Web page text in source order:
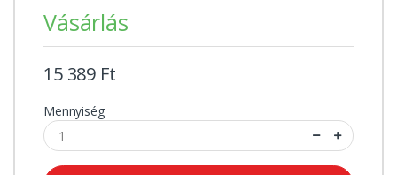
Vásárlás
15 389 Ft
Mennyiség